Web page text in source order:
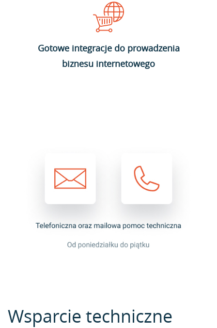
Gotowe integracje do prowadzenia
biznesu internetowego
Wsparcie techniczne